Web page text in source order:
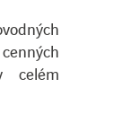
celém